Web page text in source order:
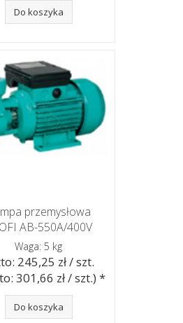
Do koszyka
przemysłowa
AB-550A/400V
Waga: 5 kg
245,25 zł / szt.
301,66 zł / szt.) *
Do koszyka